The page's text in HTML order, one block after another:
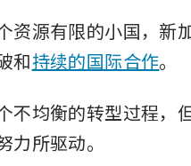
资源有限的小国，新
和持续的国际合作。
不均衡的转型过程
所驱动。